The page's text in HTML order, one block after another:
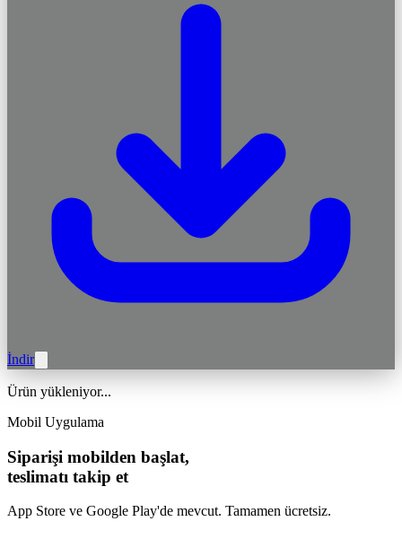
İndir
Ürün yükleniyor...
Mobil Uygulama
Siparişi mobilden başlat,
teslimatı takip et
App Store ve Google Play'de mevcut. Tamamen ücretsiz.